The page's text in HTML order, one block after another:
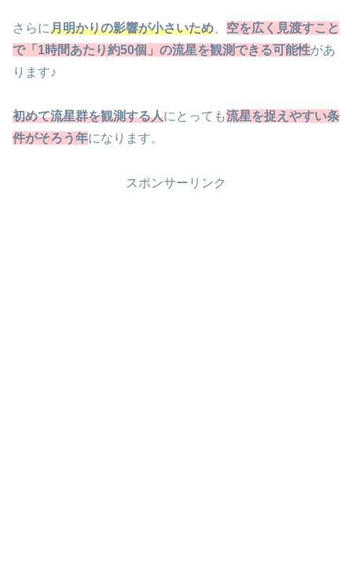
さらに月明かりの影響が小さいため
空を広く見渡すこと
で「1時間あたり約50個」の流星を観測できる可能性があ
ります♪
初めて流星群を観測する人にとっても流星を捉えやすい条
件がそろう年になります。
スポンサーリンク